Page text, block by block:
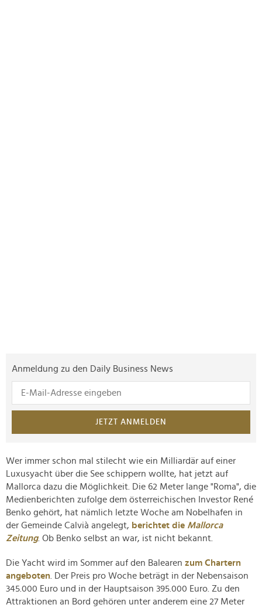
Anmeldung zu den Daily Business News
JETZT ANMELDEN
Wer immer schon mal stilecht wie ein Milliardär auf einer
Luxusyacht über die See schippern wollte, hat jetzt auf
Mallorca dazu die Möglichkeit. Die 62 Meter lange "Roma", die
Medienberichten zufolge dem österreichischen Investor René
Benko gehört, hat nämlich letzte Woche am Nobelhafen in
der Gemeinde Calvià angelegt, berichtet die Mallorca
Zeitung. Ob Benko selbst an war, ist nicht bekannt.
Die Yacht wird im Sommer auf den Balearen zum Chartern
angeboten . Der Preis pro Woche beträgt in der Nebensaison
345.000 Euro und in der Hauptsaison 395.000 Euro. Zu den
Attraktionen an Bord gehören unter anderem eine 27 Meter